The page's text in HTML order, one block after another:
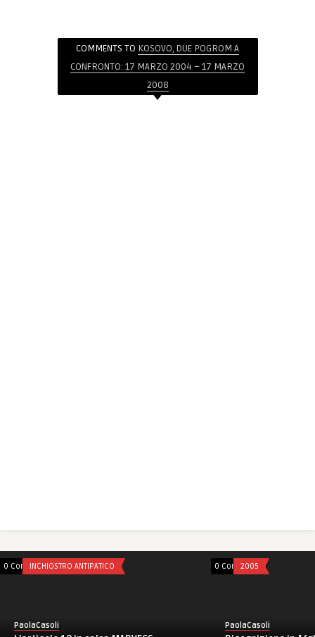
COMMENTS TO KOSOVO, DUE POGROM A
CONFRONTO: 17 MARZO 2004 – 17 MARZO
2008
0 CommentsINCHIOSTRO ANTIPATICO
PaolaCasoli
0 Comments
2005
PaolaCasoli